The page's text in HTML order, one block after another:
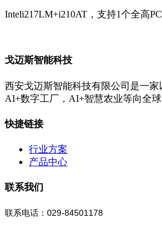
Inteli217LM+i210AT，支持1个全高
戈迈斯智能科技
西安戈迈斯智能科技有限公司是一
AI+数字工厂，AI+智慧农业等向全
快捷链接
行业方案
产品中心
联系我们
联系电话：029-84501178